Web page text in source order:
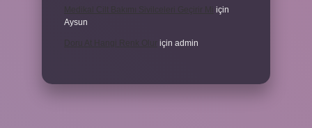
için
Aysun
için admin